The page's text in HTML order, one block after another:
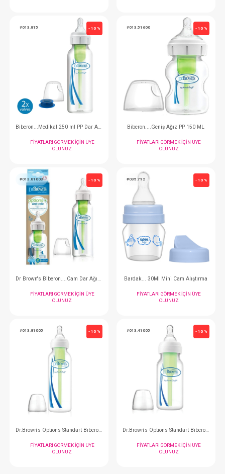
FIYATLARI GÖRMEK IÇIN ÜYE
OLUNUZ
Biberon....Cam Dar
FIYATLARI
OLUNUZ
#013.815
Biberon...Medikal 250 ml PP Dar Ağız
FIYATLARI GÖRMEK IÇIN ÜYE
OLUNUZ
#013.51600
Biberon....Geniş
FIYATLARI
#013.81003 - 10 %
OLUNUZ
#035.792
Bardak... 30Ml Mini
OLUNUZ